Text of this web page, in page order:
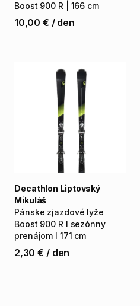
Boost 900 R 166 cm
10,00 € / den
Pánske zjazdové lyže
Boost 900 R I sezónny
prenájom I 171 cm
Decathlon Liptovský
Mikuláš
2,30 € / den